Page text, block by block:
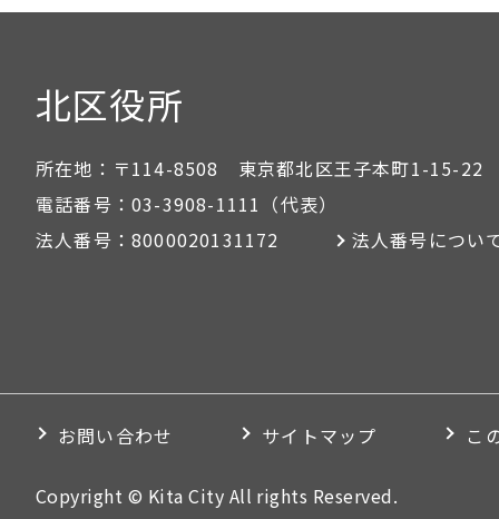
北区役所
所在地： 〒114-8508 東京都北区王子本町1-15-22
電話番号： 03-3908-1111 （代表）
法人番号： 8000020131172 法人番号につい
お問い合わせ サイトマップ こ
Copyright © Kita City All rights Reserved.